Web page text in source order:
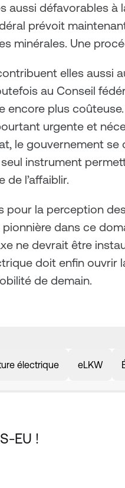
aussi défavorables
prévoit
minérales. Une
elles
au Conseil
plus
urgente et
le gouvernement
instrument
de l’affaiblir.
la perception
dans ce
ne devrait être
doit enfin
de demain.
électrique eLKW
EU !